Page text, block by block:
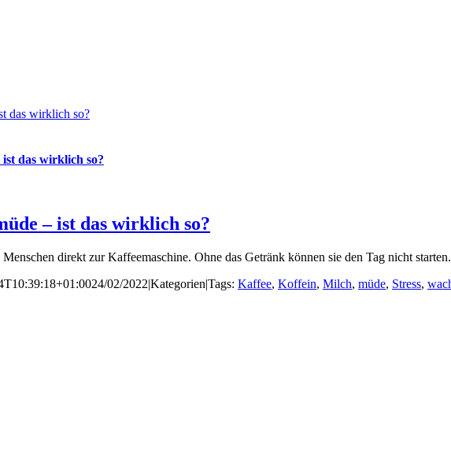
das wirklich so?
das wirklich so?
– ist das wirklich so?
direkt zur Kaffeemaschine. Ohne das Getränk können sie den Tag nicht starten.
24/02/2022|Kategorien|Tags: Kaffee, Koffein, Milch, müde, Stress,